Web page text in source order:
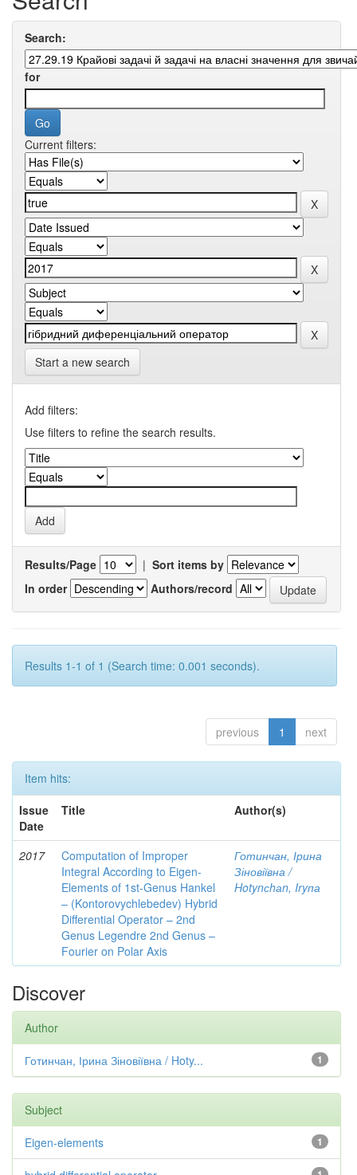
Search:
for
Current filters:
Start a new search
Add filters:
Use filters to refine the search results.
Results/Page | Sort items by
In order
Authors/record
Results 1-1 of 1 (Search time: 0.001 seconds).
previous 1 next
Item hits:
Issue
Date
Title Author(s)
2017
Computation of Improper
Integral According to Eigen-
Elements of 1st-Genus Hankel
– (Kontorovychlebedev) Hybrid
Differential Operator – 2nd
Genus Legendre 2nd Genus –
Fourier on Polar Axis
Готинчан, Ірина
Зіновіївна /
Hotynсhаn, Iryпа
Discover
Author
1
Готинчан, Ірина Зіновіївна / Hoty...
Subject
1
Eigen-elements